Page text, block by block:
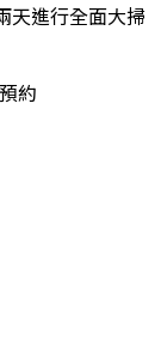
天進行全面大掃
約